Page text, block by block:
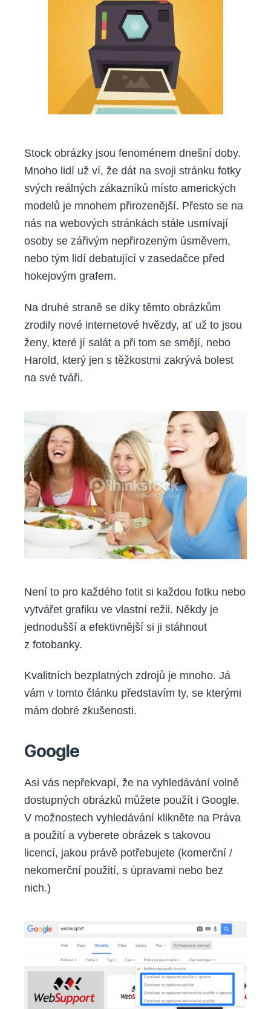
Stock obrázky jsou fenoménem dnešní doby.
Mnoho lidí už ví, že dát na svoji stránku fotky
svých reálných zákazníků místo amerických
modelů je mnohem přirozenější. Přesto se na
nás na webových stránkách stále usmívají
osoby se zářivým nepřirozeným úsměvem,
nebo tým lidí debatující v zasedačce před
hokejovým grafem.
Na druhé straně se díky těmto obrázkům
zrodily nové internetové hvězdy, ať už to jsou
ženy, které jí salát a při tom se smějí, nebo
Harold, který jen s těžkostmi zakrývá bolest
na své tváři.
Není to pro každého fotit si každou fotku nebo
vytvářet grafiku ve vlastní režii. Někdy je
jednodušší a efektivnější si ji stáhnout
z fotobanky.
Kvalitních bezplatných zdrojů je mnoho. Já
vám v tomto článku představím ty, se kterými
mám dobré zkušenosti.
Google
Asi vás nepřekvapí, že na vyhledávání volně
dostupných obrázků můžete použít i Google.
V možnostech vyhledávání klikněte na Práva
a použití a vyberete obrázek s takovou
licencí, jakou právě potřebujete (komerční /
nekomerční použití, s úpravami nebo bez
nich.)